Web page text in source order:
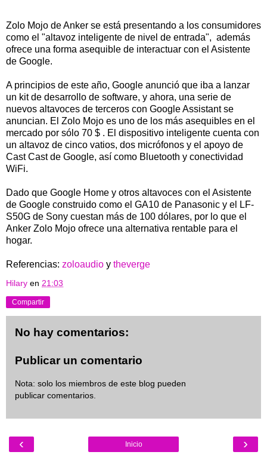
Zolo Mojo de Anker se está presentando a los consumidores
como el "altavoz inteligente de nivel de entrada", además
ofrece una forma asequible de interactuar con el Asistente
de Google.
A principios de este año, Google anunció que iba a lanzar
un kit de desarrollo de software, y ahora, una serie de
nuevos altavoces de terceros con Google Assistant se
anuncian. El Zolo Mojo es uno de los más asequibles en el
mercado por sólo 70 $ . El dispositivo inteligente cuenta con
un altavoz de cinco vatios, dos micrófonos y el apoyo de
Cast Cast de Google, así como Bluetooth y conectividad
WiFi.
Dado que Google Home y otros altavoces con el Asistente
de Google construido como el GA10 de Panasonic y el LF-
S50G de Sony cuestan más de 100 dólares, por lo que el
Anker Zolo Mojo ofrece una alternativa rentable para el
hogar.
Referencias: zoloaudio y theverge
Hilary en 21:03
Compartir
No hay comentarios:
Publicar un comentario
Nota: solo los miembros de este blog pueden
publicar comentarios.
‹ ›
Inicio